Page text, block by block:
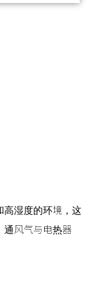
高湿度的环境，这
通风气与电热器